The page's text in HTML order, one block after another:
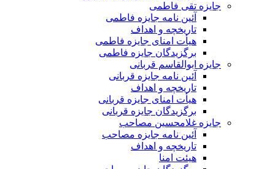
جایزه تقی فاطمی
آئین نامه جایزه فاطمی
تاریخچه و اهداف
هیأت امنای جایزه فاطمی
برگزیدگان جایزه فاطمی
جایزه ابوالقاسم قربانی
آئین نامه جایزه قربانی
تاریخچه و اهداف
هیأت امنای جایزه قربانی
برگزیدگان جایزه قربانی
جایزه غلامحسین مصاحب
آئین نامه جایزه مصاحب
تاریخچه و اهداف
هیئت امنا